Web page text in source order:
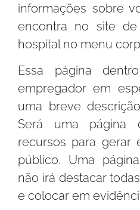
informações sobre
encontra no site
hospital no menu
Essa página
empregador em
uma breve
Será uma página
recursos para gerar
público. Uma
não irá destacar
e colocar em